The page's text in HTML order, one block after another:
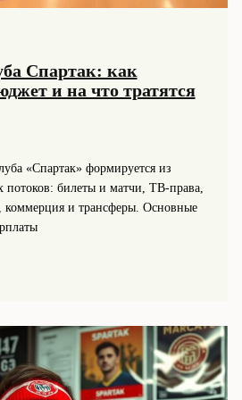
Спартак: как
и на что тратятся
«Спартак» формируется из
потоков: билеты и матчи, ТВ-права,
коммерция и трансферы. Основные